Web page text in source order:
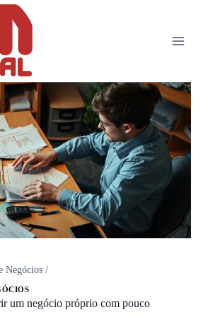
Negócios /
um negócio próprio com pouco